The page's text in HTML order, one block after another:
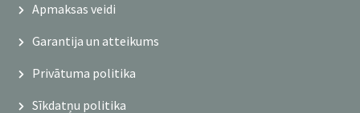
Apmaksas veidi
Garantija un atteikums
Privātuma politika
Sīkdatņu politika